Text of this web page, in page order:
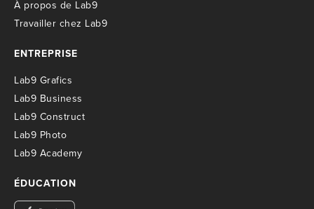
À propos de Lab9
Travailler chez Lab9
ENTREPRISE
Lab9 Grafics
Lab9 Business
Lab9 Construct
Lab9 Photo
Lab9 Academy
ÉDUCATION